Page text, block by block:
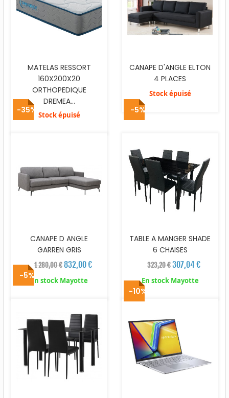
MATELAS RESSORT
160X200X20
ORTHOPEDIQUE
DREMEA...
Stock épuisé
CANAPE D'ANGLE ELTON
4 PLACES
Stock épuisé
-35%
CANAPE D ANGLE
GARREN GRIS
1 280,00 € 832,00 €
En stock Mayotte
-5%
TABLE A MANGER SHADE
6 CHAISES
323,20 €307,04 €
En stock Mayotte
-5%
-10%